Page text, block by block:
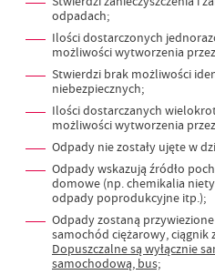
odpadach;
Ilości dostarczonych
możliwości wytworzenia
Stwierdzi brak możliwości
niebezpiecznych;
Ilości dostarczanych
możliwości wytworzenia
Odpady nie zostały ujęte w
Odpady wskazują źródło
domowe (np. chemikalia
odpady poprodukcyjne itp.);
Odpady zostaną
samochód ciężarowy, ciągnik
Dopuszczalne są wyłącznie
samochodową, bus;